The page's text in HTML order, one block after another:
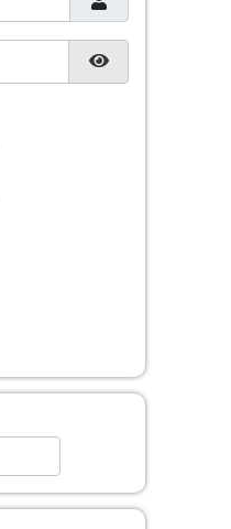
顯示密碼
for results.